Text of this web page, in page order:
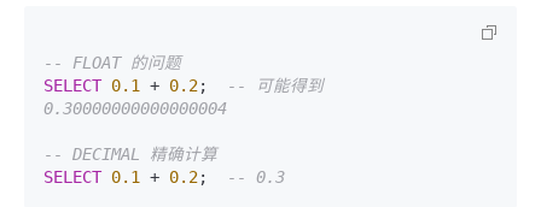
-- FLOAT 的问题
SELECT 0.1 + 0.2;
-- 可能得到
0.30000000000000004
-- DECIMAL 精确计算
SELECT 0.1 + 0.2; -- 0.3